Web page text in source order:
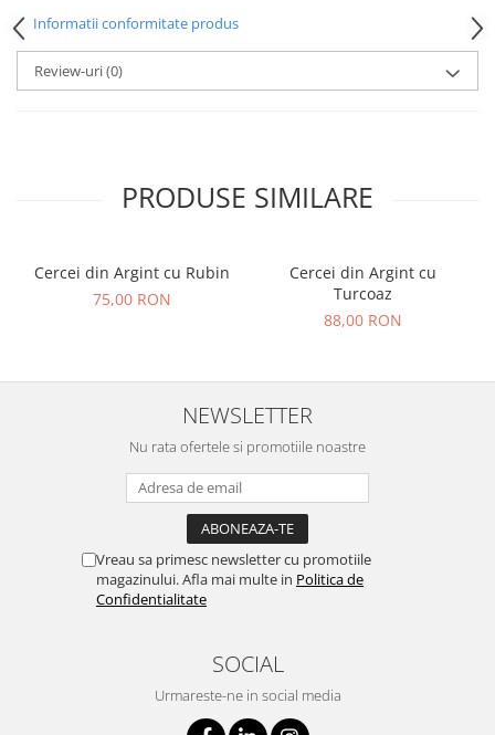
Informatii conformitate produs
Review-uri(0)
PRODUSE SIMILARE
Cercei din Argint cu Rubin
75,00 RON
Cercei din Argint cu
Turcoaz
88,00 RON
NEWSLETTER
Nu rata ofertele si promotiile noastre
Vreau sa primesc newsletter cu promotiile
magazinului. Afla mai multe in Politica de
Confidentialitate
SOCIAL
Urmareste-ne in social media